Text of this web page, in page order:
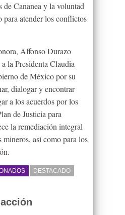
de Cananea y la voluntad
para atender los conflictos
Alfonso Durazo
la Presidenta Claudia
de México por su
dialogar y encontrar
a los acuerdos por los
de Justicia para
la remediación integral
mineros, así como para los
DESTACADO